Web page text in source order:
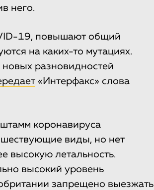
него.
19, повышают общий
на каких-то мутациях.
новых разновидностей
«Интерфакс» слова
коронавируса
виды, но нет
высокую летальность.
высокий уровень
запрещено выезжать